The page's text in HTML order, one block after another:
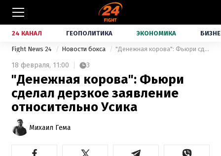
24 КАНАЛ ГЕОПОЛИТИКА ЭКОНОМИКА
Fight News 24 Новости бокса "Денежная корова": Фьюри сделал дерзкое заявление относительно Усика
18 февраля, 11:00 3
"Денежная корова": Фьюри
сделал дерзкое заявление
относительно Усика
Михаил Гема